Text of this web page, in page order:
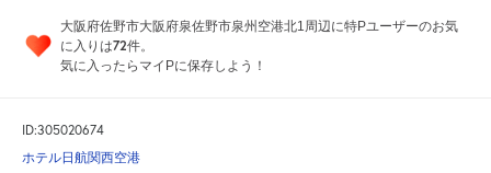
大阪府佐野市大阪府泉佐野市泉州空港北1周辺に特Pユーザーのお気
に入りは72件。
気に入ったらマイPに保存しよう！
ID:305020674
ホテル日航関西空港